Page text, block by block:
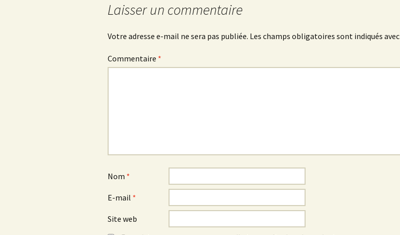
Laisser un commentaire
Votre adresse e-mail ne sera pas publiée. Les champs obligatoires sont indiqués avec
Commentaire *
Nom *
E-mail *
Site web